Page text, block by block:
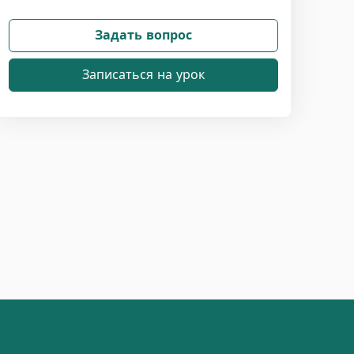
Задать вопрос
Записаться на урок